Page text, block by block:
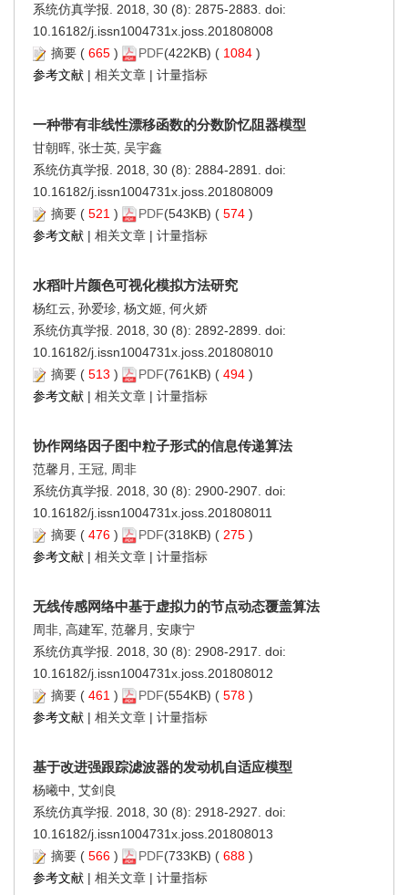
系统仿真学报. 2018, 30 (8): 2875-2883. doi:
10.16182/j.issn1004731x.joss.201808008
摘要 ( 665 ) PDF(422KB) ( 1084 )
参考文献 | 相关文章 | 计量指标
一种带有非线性漂移函数的分数阶忆阻器模型
甘朝晖, 张士英, 吴宇鑫
系统仿真学报. 2018, 30 (8): 2884-2891. doi:
10.16182/j.issn1004731x.joss.201808009
摘要 ( 521 ) PDF(543KB) ( 574 )
参考文献 | 相关文章 | 计量指标
水稻叶片颜色可视化模拟方法研究
杨红云, 孙爱珍, 杨文姬, 何火娇
系统仿真学报. 2018, 30 (8): 2892-2899. doi:
10.16182/j.issn1004731x.joss.201808010
摘要 ( 513 ) PDF(761KB) ( 494 )
参考文献 | 相关文章 | 计量指标
协作网络因子图中粒子形式的信息传递算法
范馨月, 王冠, 周非
系统仿真学报. 2018, 30 (8): 2900-2907. doi:
10.16182/j.issn1004731x.joss.201808011
摘要 ( 476 ) PDF(318KB) ( 275 )
参考文献 | 相关文章 | 计量指标
无线传感网络中基于虚拟力的节点动态覆盖算法
周非, 高建军, 范馨月, 安康宁
系统仿真学报. 2018, 30 (8): 2908-2917. doi:
10.16182/j.issn1004731x.joss.201808012
摘要 ( 461 ) PDF(554KB) ( 578 )
参考文献 | 相关文章 | 计量指标
基于改进强跟踪滤波器的发动机自适应模型
杨曦中, 艾剑良
系统仿真学报. 2018, 30 (8): 2918-2927. doi:
10.16182/j.issn1004731x.joss.201808013
摘要 ( 566 ) PDF(733KB) ( 688 )
参考文献 | 相关文章 | 计量指标